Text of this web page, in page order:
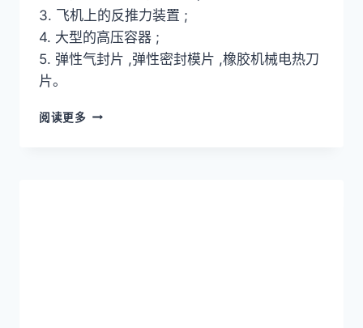
3. 飞机上的反推力装置 ;
4. 大型的高压容器 ;
5. 弹性气封片 ,弹性密封模片 ,橡胶机械电热刀
片。
阅读更多 高